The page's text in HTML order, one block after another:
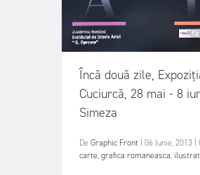
Încă două zile,
Cuciurcă, 28 mai - 8
Simeza
De Graphic Front 06 Iunie, 2013
carte,grafica romaneasca,